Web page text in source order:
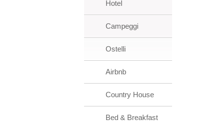
Hotel
Campeggi
Ostelli
Airbnb
Country House
Bed & Breakfast